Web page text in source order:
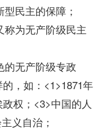
民主的保障；
为无产阶级民主
无产阶级专政
，如：<1>1871年
权；<3>中国的人
义自治；